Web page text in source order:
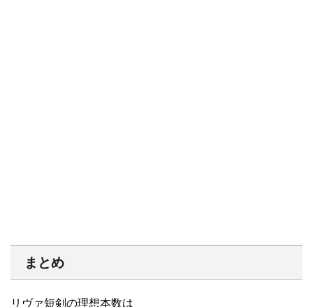
まとめ
リヴァ短剣の理想本数は